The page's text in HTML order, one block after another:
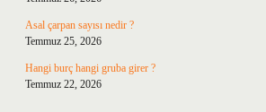
Asal çarpan sayısı nedir ?
Temmuz 25, 2026
Hangi burç hangi gruba girer ?
Temmuz 22, 2026